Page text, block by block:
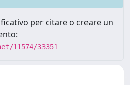
per citare o creare un
11574/33351